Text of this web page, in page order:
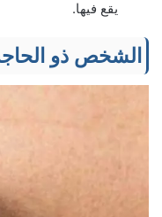
يقع فيها.
الشخص ذو